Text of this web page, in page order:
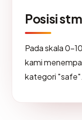
Posisi
Pada skala 0-
kami
kategori "safe".